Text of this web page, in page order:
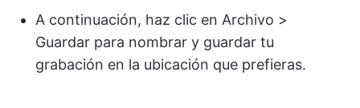
A continuación, haz clic en Archivo >
Guardar para nombrar y guardar tu
grabación en la ubicación que prefieras.